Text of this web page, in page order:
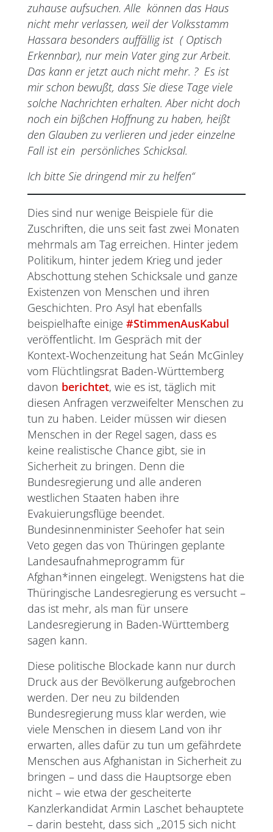
zuhause aufsuchen. Alle können das Haus
nicht mehr verlassen, weil der Volksstamm
Hassara besonders auffällig ist ( Optisch
Erkennbar), nur mein Vater ging zur Arbeit.
Das kann er jetzt auch nicht mehr. ? Es ist
mir schon bewußt, dass Sie diese Tage viele
solche Nachrichten erhalten. Aber nicht doch
noch ein bißchen Hoffnung zu haben, heißt
den Glauben zu verlieren und jeder einzelne
Fall ist ein persönliches Schicksal.
Ich bitte Sie dringend mir zu helfen“
Dies sind nur wenige Beispiele für die
Zuschriften, die uns seit fast zwei Monaten
mehrmals am Tag erreichen. Hinter jedem
Politikum, hinter jedem Krieg und jeder
Abschottung stehen Schicksale und ganze
Existenzen von Menschen und ihren
Geschichten. Pro Asyl hat ebenfalls
beispielhafte einige #StimmenAusKabul
veröffentlicht. Im Gespräch mit der
Kontext-Wochenzeitung hat Seán McGinley
vom Flüchtlingsrat Baden-Württemberg
davon berichtet, wie es ist, täglich mit
diesen Anfragen verzweifelter Menschen zu
tun zu haben. Leider müssen wir diesen
Menschen in der Regel sagen, dass es
keine realistische Chance gibt, sie in
Sicherheit zu bringen. Denn die
Bundesregierung und alle anderen
westlichen Staaten haben ihre
Evakuierungsflüge beendet.
Bundesinnenminister Seehofer hat sein
Veto gegen das von Thüringen geplante
Landesaufnahmeprogramm für
Afghan*innen eingelegt. Wenigstens hat die
Thüringische Landesregierung es versucht –
das ist mehr, als man für unsere
Landesregierung in Baden-Württemberg
sagen kann.
Diese politische Blockade kann nur durch
Druck aus der Bevölkerung aufgebrochen
werden. Der neu zu bildenden
Bundesregierung muss klar werden, wie
viele Menschen in diesem Land von ihr
erwarten, alles dafür zu tun um gefährdete
Menschen aus Afghanistan in Sicherheit zu
bringen – und dass die Hauptsorge eben
nicht – wie etwa der gescheiterte
Kanzlerkandidat Armin Laschet behauptete
– darin besteht, dass sich „2015 sich nicht